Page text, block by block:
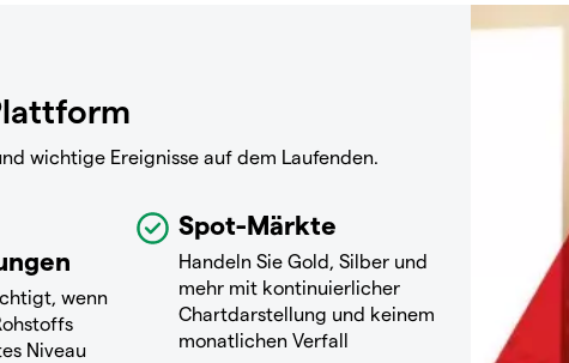
wichtige Ereignisse auf dem Laufenden.
wenn
Niveau
Spot-Märkte
Handeln Sie Gold, Silber und
mehr mit kontinuierlicher
Chartdarstellung und keinem
monatlichen Verfall